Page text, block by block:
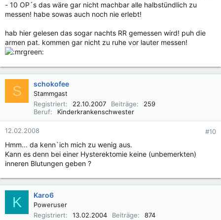
- 10 OP´s das wäre gar nicht machbar alle halbstündlich zu
messen! habe sowas auch noch nie erlebt!
hab hier gelesen das sogar nachts RR gemessen wird! puh die
armen pat. kommen gar nicht zu ruhe vor lauter messen!
S schokofee
Stammgast
Registriert
22.10.2007 Beiträge
259
Beruf
Kinderkrankenschwester
12.02.2008 #10
Hmm... da kenn`ich mich zu wenig aus.
Kann es denn bei einer Hysterektomie keine (unbemerkten)
inneren Blutungen geben ?
K Karo6
Poweruser
Registriert
13.02.2004 Beiträge 874